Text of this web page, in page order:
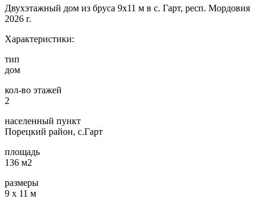
Двухэтажный дом из бруса 9х11 м в с. Гарт, респ. Мордовия
2026 г.
Характеристики:
тип
дом
кол-во этажей
2
населенный пункт
Порецкий район, с.Гарт
площадь
136 м2
размеры
9 х 11 м